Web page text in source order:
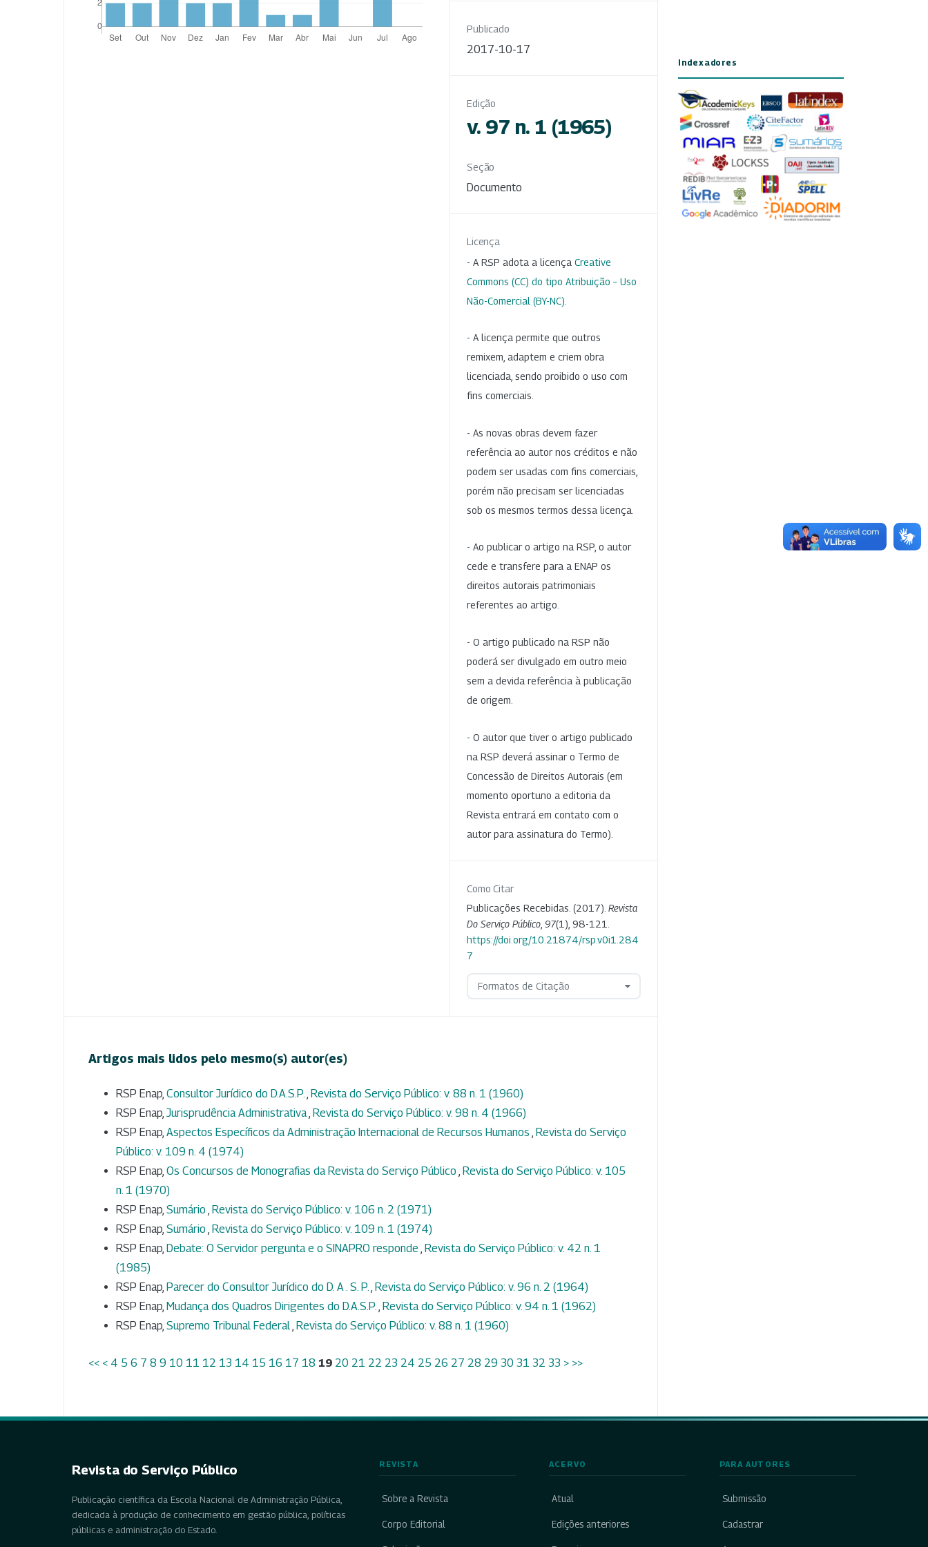
Publicado
2017-10-17
Edição
v. 97 n. 1 (1965)
Seção
Documento
Licença
- A RSP adota a licença Creative
Commons (CC) do tipo Atribuição – Uso
Não-Comercial (BY-NC)
- A licença permite que outros
remixem, adaptem e criem obra
licenciada, sendo proibido o uso com
fins comerciais.
- As novas obras devem fazer
referência ao autor nos créditos e não
podem ser usadas com fins comerciais,
porém não precisam ser licenciadas
sob os mesmos termos dessa licença.
- Ao publicar o artigo na RSP, o autor
cede e transfere para a ENAP os
direitos autorais patrimoniais
referentes ao artigo.
- O artigo publicado na RSP não
poderá ser divulgado em outro meio
sem a devida referência à publicação
de origem.
- O autor que tiver o artigo publicado
na RSP deverá assinar o Termo de
Concessão de Direitos Autorais (em
momento oportuno a editoria da
Revista entrará em contato com o
autor para assinatura do Termo).
Como Citar
Publicações Recebidas. (2017). Revista
Do Serviço Público 97(1), 98-121.
https://doi.org/10.21874/rsp.v0i1.284
7
Formatos de Citação
Artigos mais lidos pelo mesmo(s) autor(es)
RSP Enap, Consultor Jurídico do D.A.S.P., Revista do Serviço Público: v. 88 n. 1 (1960)
RSP Enap,Jurisprudência Administrativa, Revista do Serviço Público: v. 98 n. 4 (1966)
RSP Enap, Aspectos Específicos da Administração Internacional de Recursos Humanos , Revista do Serviço
Público: v. 109 n. 4 (1974)
RSP Enap, Os Concursos de Monografias da Revista do Serviço Público , Revista do Serviço Público: v. 105
n. 1 (1970)
RSP Enap, Sumário , Revista do Serviço Público: v. 106 n. 2 (1971)
RSP Enap, Sumário , Revista do Serviço Público: v. 109 n. 1 (1974)
RSP Enap, Debate: O Servidor pergunta e o SINAPRO responde , Revista do Serviço Público: v. 42 n. 1
(1985)
RSP Enap, Parecer do Consultor Jurídico do D. A . S. P., Revista do Serviço Público: v. 96 n. 2 (1964)
RSP Enap, Mudança dos Quadros Dirigentes do D.A.S.P., Revista do Serviço Público: v. 94 n. 1 (1962)
RSP Enap, Supremo Tribunal Federal, Revista do Serviço Público: v. 88 n. 1 (1960)
<< < 4 5 6 7 8 9 10 11 12 13 14 15 16 17 18 19 20 21 22 23 24 25 26 27 28 29 30 31 32 33 > >>
Indexadores
Revista do Serviço Público
Publicação científica da Escola Nacional de Administração Pública,
dedicada à produção de conhecimento em gestão pública, políticas
públicas e administração do Estado.
REVISTA
Sobre a Revista
Corpo Editorial
ACERVO
Atual
Edições anteriores
PARA AUTORES
Submissão
Cadastrar